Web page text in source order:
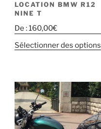
LOCATION BMW R12
NINE T
De :160,00€
Sélectionner des options